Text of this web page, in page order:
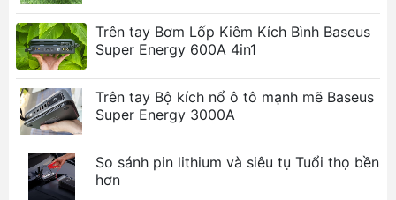
Tính năng nổi bật
Khởi động xe dễ dàng:Dòng điện cực đại
1600A giúp khởi động xe nhanh chóng, ngay
cả trong điều kiện thời tiết khắc nghiệt.
Đa dạng cổng kết nối: Hỗ trợ 4 cổng đầu ra
(USB, Type-C, DC, AC) cho phép sạc nhiều
thiết bị cùng lúc.
Sạc nhanh 65W:Công nghệ sạc nhanh giúp
nạp đầy pin chỉ trong 1.5 giờ.
Trên tay Bơm Lốp Kiêm Kích Bình Baseus
Super Energy 600A 4in1
Trên tay Bộ kích nổ ô tô mạnh mẽ Baseus
Super Energy 3000A
So sánh pin lithium và siêu tụ Tuổi thọ bền
hơn